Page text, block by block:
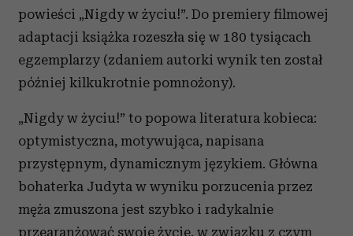
powieści „Nigdy w życiu!”. Do premiery filmowej
adaptacji książka rozeszła się w 180 tysiącach
egzemplarzy (zdaniem autorki wynik ten został
później kilkukrotnie pomnożony).
„Nigdy w życiu!” to popowa literatura kobieca:
optymistyczna, motywująca, napisana
przystępnym, dynamicznym językiem. Główna
bohaterka Judyta w wyniku porzucenia przez
męża zmuszona jest szybko i radykalnie
przearanżować swoje życie, w związku z czym